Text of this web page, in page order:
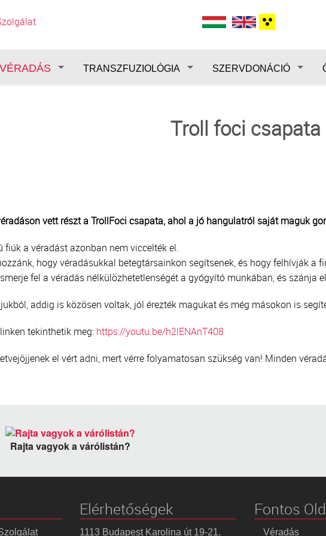
VÉRADÁS TRANSZFUZIOLÓGIA SZERVDONÁCIÓ
Troll foci csapata
vett részt a TrollFoci csapata, ahol a jó hangulatról saját maguk
fiúk a véradást azonban nem viccelték el.
hogy véradásukkal betegtársainkon segítsenek, és hogy felhívják a
fel a véradás nélkülözhetetlenségét a gyógyító munkában, és szánja
addig is közösen voltak, jól érezték magukat és még másokon is
tekinthetik meg: https://youtu.be/h2lENAnT408
el vért adni, mert vérre folyamatosan szükség van! Minden
Rajta vagyok a várólistán?
Elérhetőségek
1113 Budapest Karolina út 19-21.
Fontos
Véradás